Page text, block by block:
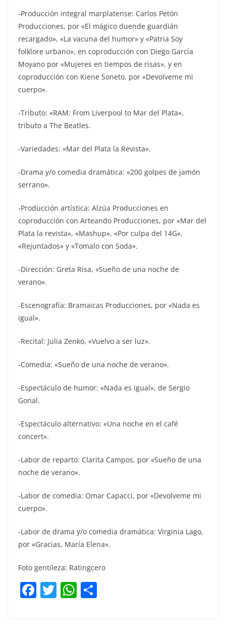
-Producción integral marplatense: Carlos Petón
Producciones, por «El mágico duende guardián
recargado», «La vacuna del humor» y «Patria Soy
folklore urbano», en coproducción con Diego García
Moyano por «Mujeres en tiempos de risas», y en
coproducción con Kiene Soneto, por «Devolveme mi
cuerpo».
-Tributo: «RAM: From Liverpool to Mar del Plata»,
tributo a The Beatles.
-Variedades: «Mar del Plata la Revista».
-Drama y/o comedia dramática: «200 golpes de jamón
serrano».
-Producción artística: Alzúa Producciones en
coproducción con Arteando Producciones, por «Mar del
Plata la revista», «Mashup», «Por culpa del 14G»,
«Rejuntados» y «Tomalo con Soda».
-Dirección: Greta Risa, «Sueño de una noche de
verano».
-Escenografía: Bramaicas Producciones, por «Nada es
igual».
-Recital: Julia Zenko, «Vuelvo a ser luz».
-Comedia: «Sueño de una noche de verano».
-Espectáculo de humor: «Nada es igual», de Sergio
Gonal.
-Espectáculo alternativo: «Una noche en el café
concert».
-Labor de reparto: Clarita Campos, por «Sueño de una
noche de verano».
-Labor de comedia: Omar Capacci, por «Devolveme mi
cuerpo».
-Labor de drama y/o comedia dramática: Virginia Lago,
por «Gracias, María Elena».
Foto gentileza: Ratingcero
F T W